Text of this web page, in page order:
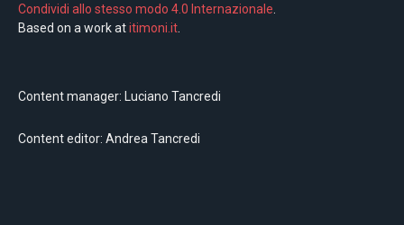
Condividi allo stesso modo 4.0 Internazionale
Based on a work atitimoni.it
Content manager: Luciano Tancredi
Content editor: Andrea Tancredi